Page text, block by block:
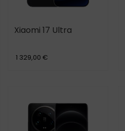
Xiaomi 17 Ultra
1 329,00 €